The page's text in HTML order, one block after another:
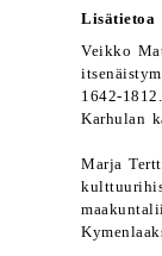
Lisätietoa
Veikko
1642-
Karhulan
Marja